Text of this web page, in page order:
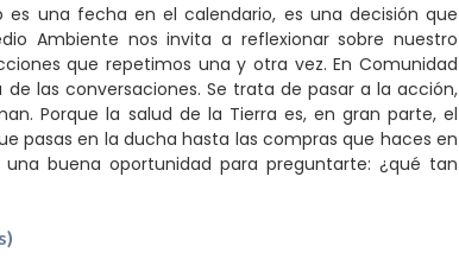
una fecha en el calendario, es una decisión que
Ambiente nos invita a reflexionar sobre nuestro
que repetimos una y otra vez. En Comunidad
las conversaciones. Se trata de pasar a la acción,
Porque la salud de la Tierra es, en gran parte, el
pasas en la ducha hasta las compras que haces en
buena oportunidad para preguntarte: ¿qué tan